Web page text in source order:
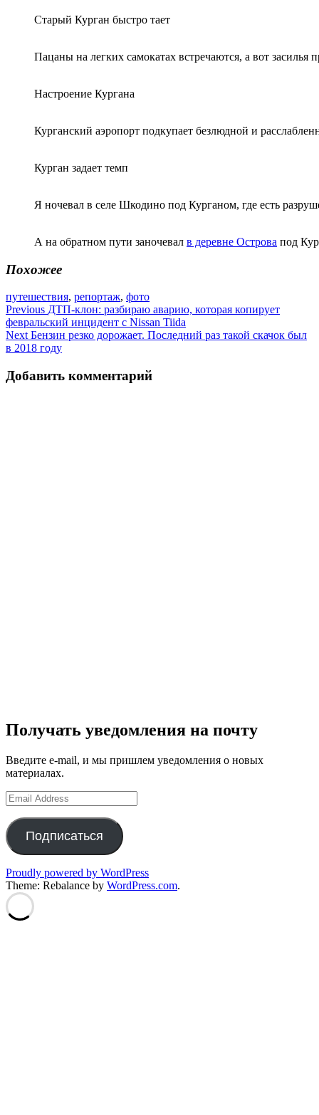
Старый Курган быстро тает
Пацаны на легких самокатах встречаются, а вот
Настроение Кургана
Курганский аэропорт подкупает безлюдной и
Курган задает темп
Я ночевал в селе Шкодино под Курганом, где есть
А на обратном пути заночевал в деревне Острова под
Похожее
путешествия, репортаж, фото
Навигация
по
записям
Previous ДТП-клон: разбираю аварию, которая копирует
февральский инцидент с Nissan Tiida
Next Бензин резко дорожает. Последний раз такой скачок был
в 2018 году
Добавить комментарий
Получать уведомления на почту
Введите e-mail, и мы пришлем уведомления о новых
материалах.
Email
Address
Подписаться
Proudly powered by WordPress
Theme: Rebalance by WordPress.com.